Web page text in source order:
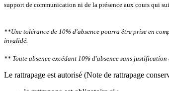
support de communication ni de la présence aux cours qui
**Une tolérance de 10% d'absence pourra être prise en
invalidé.
** Toute absence excédant 10% d'absence sans
Le rattrapage est autorisé (Note de rattrapage